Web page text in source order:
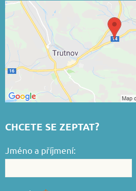
CHCETE SE ZEPTAT?
Jméno a příjmení: